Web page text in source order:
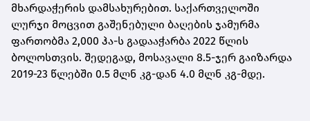
მხარდაჭერის დამსახურებით. საქართველოში
ლურჯი მოცვით გაშენებული ბაღების ჯამურმა
ფართობმა 2,000 ჰა-ს გადააჭარბა 2022 წლის
ბოლოსთვის. შედეგად, მოსავალი 8.5-ჯერ გაიზარდა
2019-23 წლებში 0.5 მლნ კგ-დან 4.0 მლნ კგ-მდე.